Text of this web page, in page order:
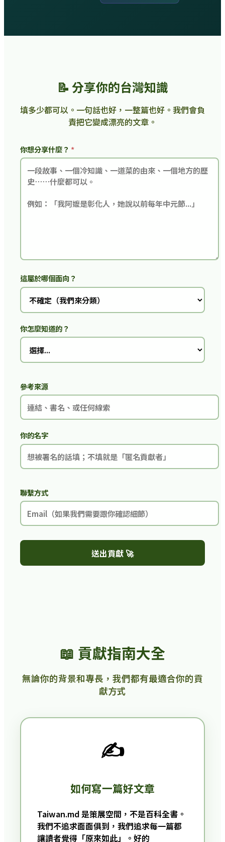
📝 分享你的台灣知識
填多少都可以。一句話也好，一整篇也好。我們會負
責把它變成漂亮的文章。
你想分享什麼？ *
這屬於哪個面向？
你怎麼知道的？
參考來源
你的名字
聯繫方式
送出貢獻 🚀
📖 貢獻指南大全
無論你的背景和專長，我們都有最適合你的貢
獻方式
✍️
如何寫一篇好文章
Taiwan.md 是策展空間，不是百科全書。
我們不追求面面俱到，我們追求每一篇都
讓讀者覺得「原來如此」。好的